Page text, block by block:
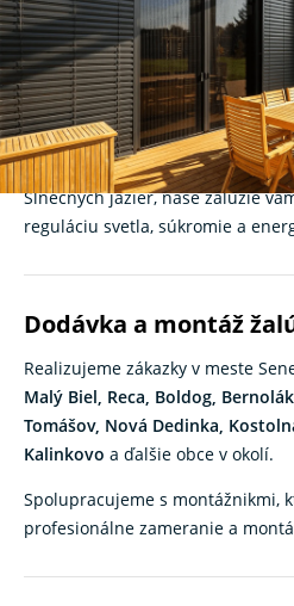
priestory
Hľadáte spoľahlivéžalúzie v Senci
výrobcatieniacej technikys viac
Ponúkame produkty na mieru
aj administratívne budovy. Či už
Slnečných jazier, naše žalúzie
reguláciu svetla, súkromie a
Dodávka a montáž
Realizujeme zákazky v meste
Malý Biel, Reca, Boldog,
Tomášov, Nová Dedinka,
Kalinkovo a ďalšie obce v okolí.
Spolupracujeme s montážnikmi,
profesionálne zameranie a